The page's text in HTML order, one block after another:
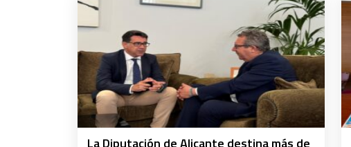
La Diputación de Alicante destina más de